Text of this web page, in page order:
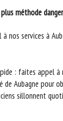
méthode
nos services à
: faites appel à
Aubagne pour
sillonnent